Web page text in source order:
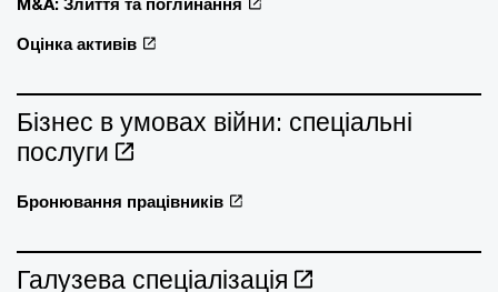
Оцінка активів
Бізнес в умовах війни: спеціальні
послуги
Бронювання працівників
Галузева спеціалізація